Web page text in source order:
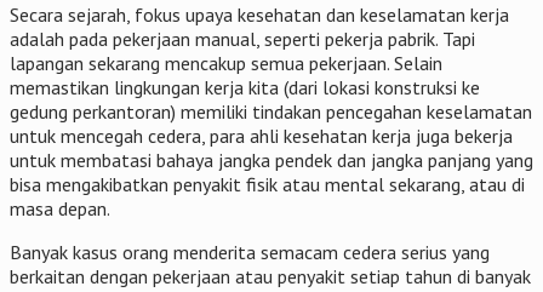
Secara sejarah, fokus upaya kesehatan dan keselamatan kerja
adalah pada pekerjaan manual, seperti pekerja pabrik. Tapi
lapangan sekarang mencakup semua pekerjaan. Selain
memastikan lingkungan kerja kita (dari lokasi konstruksi ke
gedung perkantoran) memiliki tindakan pencegahan keselamatan
untuk mencegah cedera, para ahli kesehatan kerja juga bekerja
untuk membatasi bahaya jangka pendek dan jangka panjang yang
bisa mengakibatkan penyakit fisik atau mental sekarang, atau di
masa depan.
Banyak kasus orang menderita semacam cedera serius yang
berkaitan dengan pekerjaan atau penyakit setiap tahun di banyak